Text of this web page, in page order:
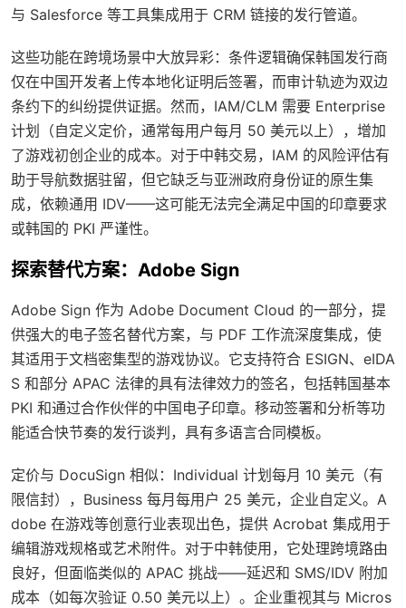
与 Salesforce 等工具集成用于 CRM 链接的发行管道。
这些功能在跨境场景中大放异彩：条件逻辑确保韩国发行商
仅在中国开发者上传本地化证明后签署，而审计轨迹为双边
条约下的纠纷提供证据。然而，IAM/CLM 需要 Enterprise
计划（自定义定价，通常每用户每月 50 美元以上），增加
了游戏初创企业的成本。对于中韩交易，IAM 的风险评估有
助于导航数据驻留，但它缺乏与亚洲政府身份证的原生集
成，依赖通用 IDV——这可能无法完全满足中国的印章要求
或韩国的 PKI 严谨性。
探索替代方案：Adobe Sign
Adobe Sign 作为 Adobe Document Cloud 的一部分，提
供强大的电子签名替代方案，与 PDF 工作流深度集成，使
其适用于文档密集型的游戏协议。它支持符合 ESIGN、eIDA
S 和部分 APAC 法律的具有法律效力的签名，包括韩国基本
PKI 和通过合作伙伴的中国电子印章。移动签署和分析等功
能适合快节奏的发行谈判，具有多语言合同模板。
定价与 DocuSign 相似：Individual 计划每月 10 美元（有
限信封），Business 每月每用户 25 美元，企业自定义。A
dobe 在游戏等创意行业表现出色，提供 Acrobat 集成用于
编辑游戏规格或艺术附件。对于中韩使用，它处理跨境路由
良好，但面临类似的 APAC 挑战——延迟和 SMS/IDV 附加
成本（如每次验证 0.50 美元以上）。企业重视其与 Micros